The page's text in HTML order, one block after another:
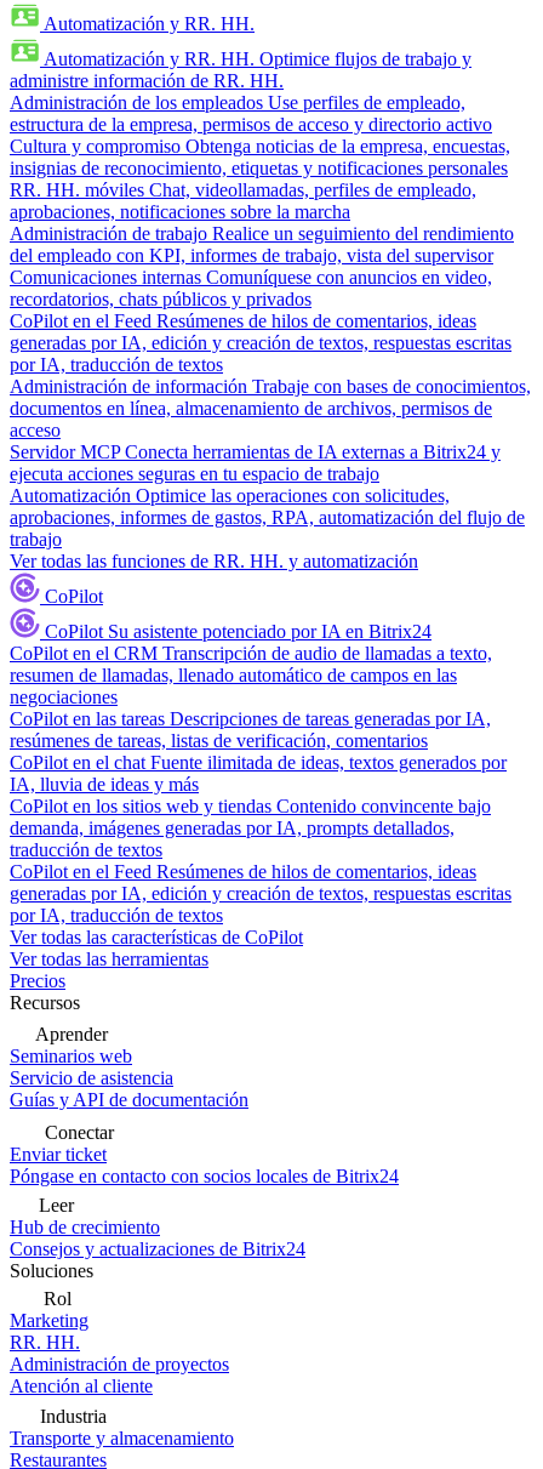
Automatización y RR. HH.
Automatización y RR. HH. Optimice flujos de trabajo y
administre información de RR. HH.
Administración de los empleados Use perfiles de empleado,
estructura de la empresa, permisos de acceso y directorio activo
Cultura y compromiso Obtenga noticias de la empresa, encuestas,
insignias de reconocimiento, etiquetas y notificaciones personales
RR. HH. móviles Chat, videollamadas, perfiles de empleado,
aprobaciones, notificaciones sobre la marcha
Administración de trabajo Realice un seguimiento del rendimiento
del empleado con KPI, informes de trabajo, vista del supervisor
Comunicaciones internas Comuníquese con anuncios en video,
recordatorios, chats públicos y privados
CoPilot en el Feed Resúmenes de hilos de comentarios, ideas
generadas por IA, edición y creación de textos, respuestas escritas
por IA, traducción de textos
Administración de información Trabaje con bases de conocimientos,
documentos en línea, almacenamiento de archivos, permisos de
acceso
Servidor MCP Conecta herramientas de IA externas a Bitrix24 y
ejecuta acciones seguras en tu espacio de trabajo
Automatización Optimice las operaciones con solicitudes,
aprobaciones, informes de gastos, RPA, automatización del flujo de
trabajo
Ver todas las funciones de RR. HH. y automatización
CoPilot
CoPilot Su asistente potenciado por IA en Bitrix24
CoPilot en el CRM Transcripción de audio de llamadas a texto,
resumen de llamadas, llenado automático de campos en las
negociaciones
CoPilot en las tareas Descripciones de tareas generadas por IA,
resúmenes de tareas, listas de verificación, comentarios
CoPilot en el chat Fuente ilimitada de ideas, textos generados por
IA, lluvia de ideas y más
CoPilot en los sitios web y tiendas Contenido convincente bajo
demanda, imágenes generadas por IA, prompts detallados,
traducción de textos
CoPilot en el Feed Resúmenes de hilos de comentarios, ideas
generadas por IA, edición y creación de textos, respuestas escritas
por IA, traducción de textos
Ver todas las características de CoPilot
Ver todas las herramientas
Precios
Recursos
Aprender
Seminarios web
Servicio de asistencia
Guías y API de documentación
Conectar
Enviar ticket
Póngase en contacto con socios locales de Bitrix24
Leer
Hub de crecimiento
Consejos y actualizaciones de Bitrix24
Soluciones
Rol
Marketing
RR. HH.
Administración de proyectos
Atención al cliente
Industria
Transporte y almacenamiento
Restaurantes